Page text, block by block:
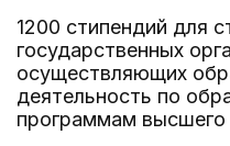
1200 стипендий для
государственных
осуществляющих
деятельность по
программам высшего